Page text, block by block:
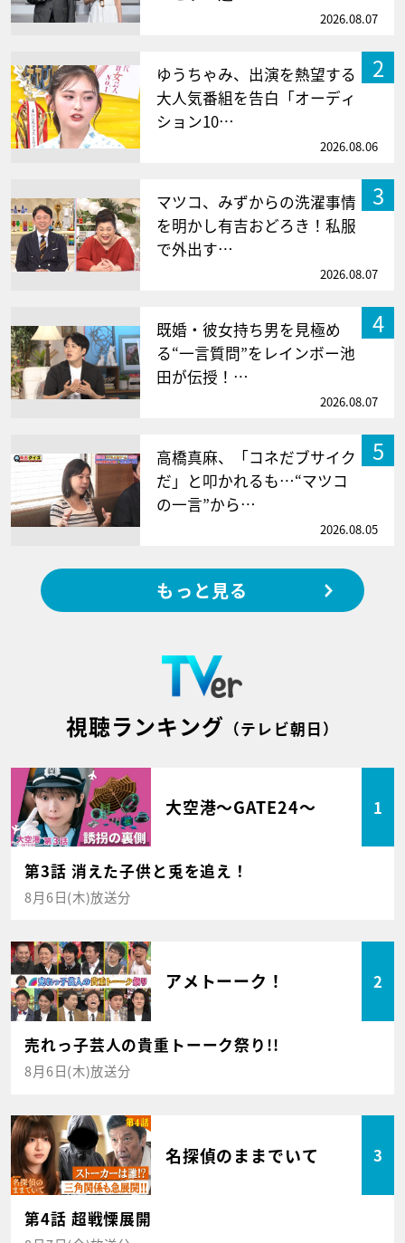
2026.08.07
2
ゆうちゃみ、出演を熱望する
大人気番組を告白「オーディ
ション10…
2026.08.06
3
マツコ、みずからの洗濯事情
を明かし有吉おどろき！私服
で外出す…
2026.08.07
4
既婚・彼女持ち男を見極め
る“一言質問”をレインボー池
田が伝授！…
2026.08.07
5
高橋真麻、「コネだブサイク
だ」と叩かれるも…“マツコ
の一言”から…
2026.08.05
もっと見る
視聴ランキング （テレビ朝日）
大空港～GATE24～ 1
第3話 消えた子供と兎を追え！
8月6日(木)放送分
アメトーーク！ 2
売れっ子芸人の貴重トーーク祭り!!
8月6日(木)放送分
名探偵のままでいて 3
第4話 超戦慄展開